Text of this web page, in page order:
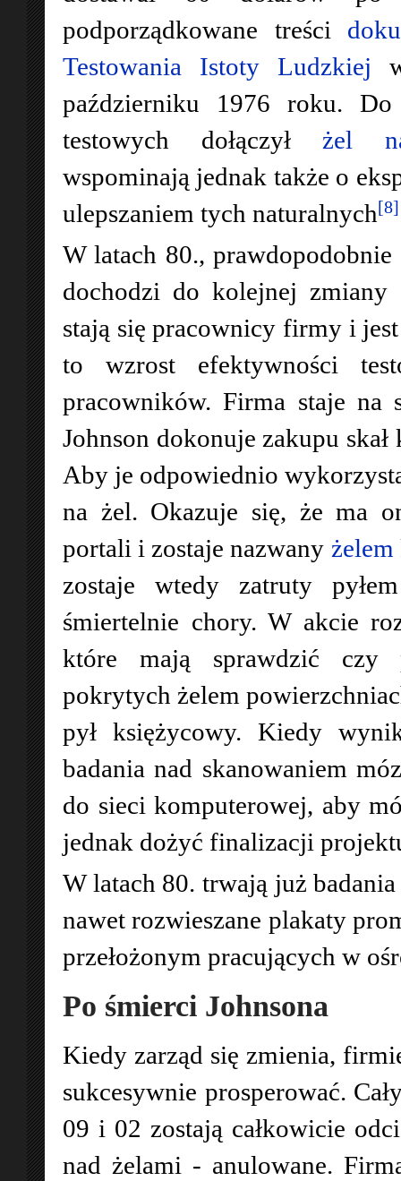
podporządkowane treści
Testowania Istoty Ludzkiej
październiku 1976 roku.
testowych dołączył żel
wspominają jednak także o
ulepszaniem tych naturalnych[8]
W latach 80.,
dochodzi do kolejnej zmiany
stają się pracownicy firmy i
to wzrost efektywności
pracowników. Firma staje na
Johnson dokonuje zakupu
Aby je odpowiednio
na żel. Okazuje się, że ma
portali i zostaje nazwany
zostaje wtedy zatruty
śmiertelnie chory. W akcie
które mają sprawdzić czy
pokrytych żelem
pył księżycowy. Kiedy
badania nad skanowaniem
do sieci komputerowej, aby
jednak dożyć finalizacji
W latach 80. trwają już
nawet rozwieszane plakaty
przełożonym pracujących w
Po śmierci Johnsona
Kiedy zarząd się zmienia,
sukcesywnie prosperować.
09 i 02 zostają całkowicie
nad żelami - anulowane.